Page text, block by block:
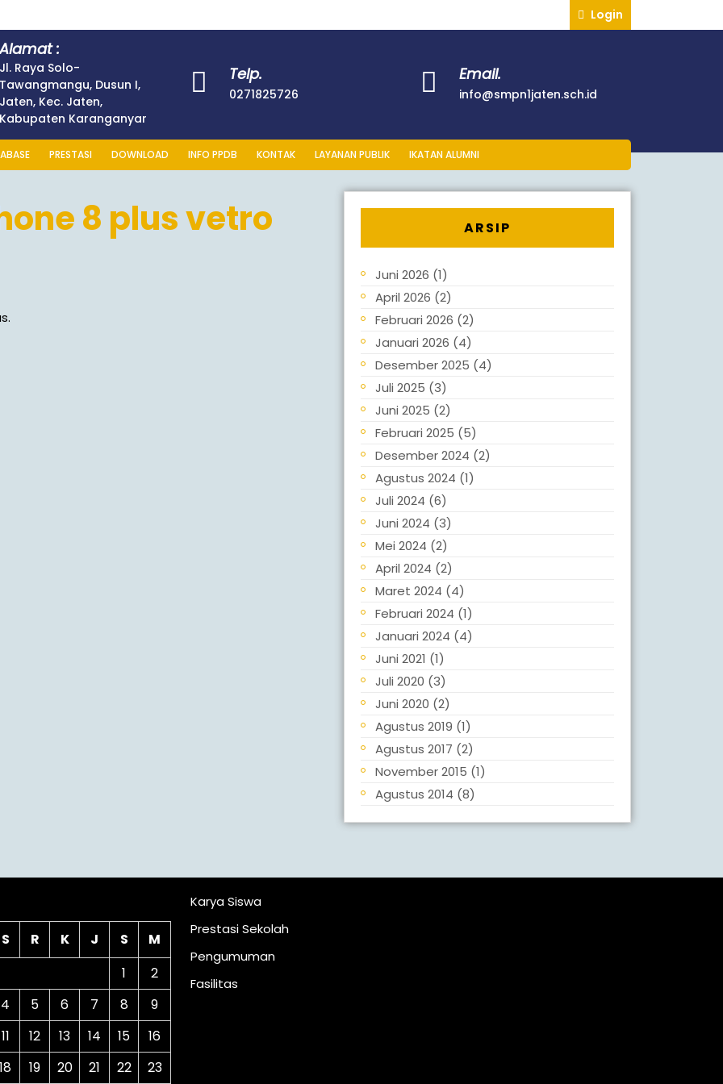
Login
:
Jl. Raya Solo-
Tawangmangu, Dusun I,
Jaten, Kec. Jaten,
Kabupaten Karanganyar
Telp.
0271825726
Email.
info@smpn1jaten.sch.id
PRESTASI DOWNLOAD INFO PPDB KONTAK LAYANAN PUBLIK IKATAN ALUMNI
8 plus vetro ARSIP
Juni 2026 (1)
April 2026 (2)
Februari 2026 (2)
Januari 2026 (4)
Desember 2025 (4)
Juli 2025 (3)
Juni 2025 (2)
Februari 2025 (5)
Desember 2024 (2)
Agustus 2024 (1)
Juli 2024 (6)
Juni 2024 (3)
Mei 2024 (2)
April 2024 (2)
Maret 2024 (4)
Februari 2024 (1)
Januari 2024 (4)
Juni 2021 (1)
Juli 2020 (3)
Juni 2020 (2)
Agustus 2019 (1)
Agustus 2017 (2)
November 2015 (1)
Agustus 2014 (8)
S R K J S
M
1
2
4 5 6 7 8
9
11 12 13 14 15
16
18 19 20 21 22 23
Karya Siswa
Prestasi Sekolah
Pengumuman
Fasilitas